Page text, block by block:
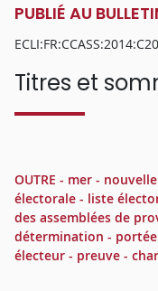
PUBLIÉ AU
Titres et
OUTRE - mer -
électorale - liste
des assemblées de
détermination -
électeur - preuve -